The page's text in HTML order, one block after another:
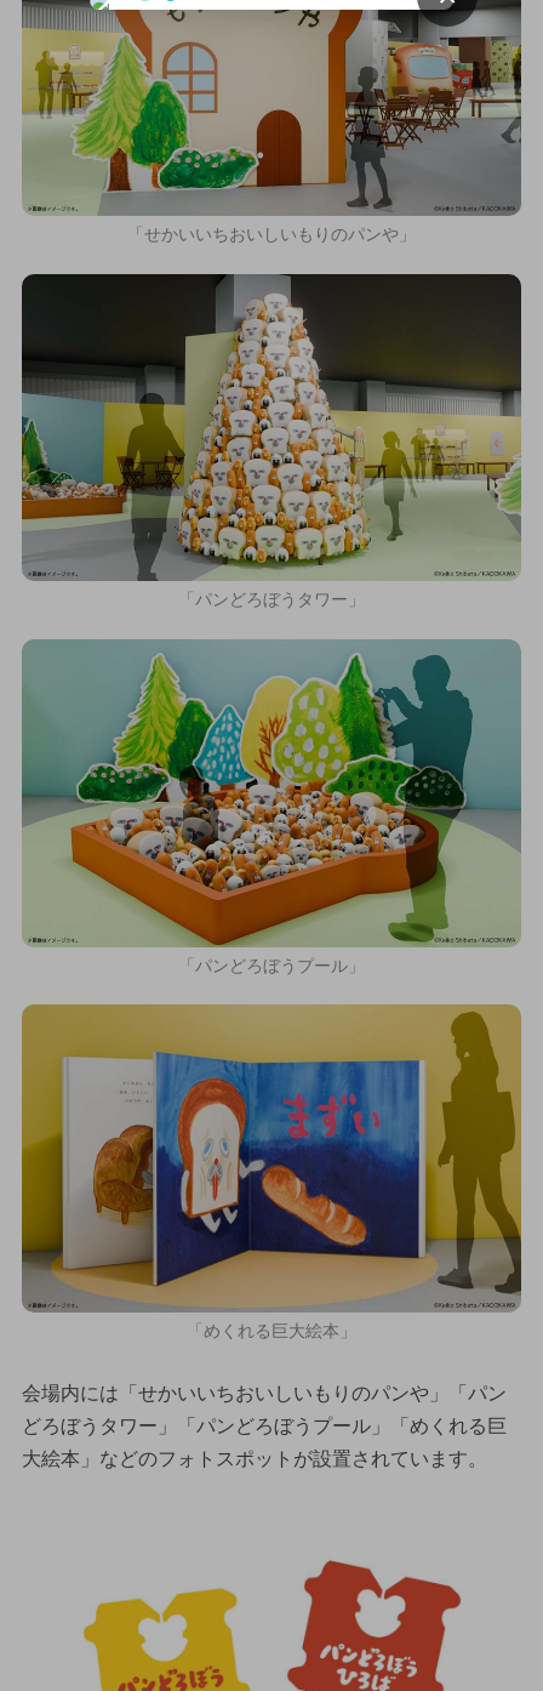
「せかいいちおいしいもりのパンや」
「パンどろぼうタワー」
「パンどろぼうプール」
「めくれる巨大絵本」
会場内には「せかいいちおいしいもりのパンや」「パン
どろぼうタワー」「パンどろぼうプール」「めくれる巨
大絵本」などのフォトスポットが設置されています。